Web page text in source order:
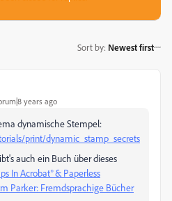
Sort by: Newest first
years ago
dynamische Stempel:
print/dynamic_stamp_secrets
auch ein Buch über dieses
In Acrobat® & Paperless
Parker: Fremdsprachige Bücher